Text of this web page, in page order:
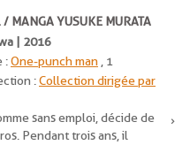
MANGA YUSUKE MURATA
| 2016
:One-punch man , 1
:Collection dirigée par
sans emploi, décide de
Pendant trois ans, il